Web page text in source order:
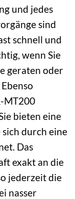
und jedes
sind
schnell und
wenn Sie
geraten oder
MT200
bieten eine
durch eine
Das
exakt an die
jederzeit die
nasser